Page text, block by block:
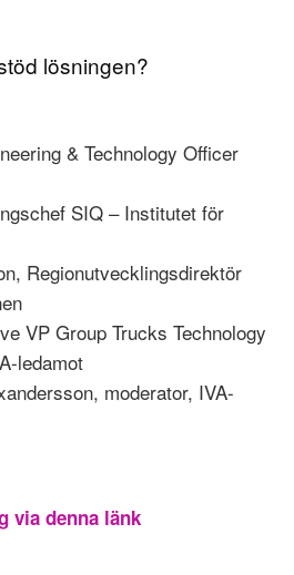
lösningen?
& Technology Officer
SIQ – Institutet för
Regionutvecklingsdirektör
VP Group Trucks Technology
ledamot
moderator, IVA-
via denna länk